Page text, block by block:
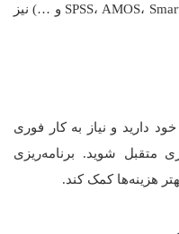
همچنین، نرم‌افزار مورد استفاده (SPSS، AMOS، SmartPLS و …) نیز
خود دارید و نیاز به کار فوری
متقبل شوید. برنامه‌ریزی
هزینه‌ها کمک کند.